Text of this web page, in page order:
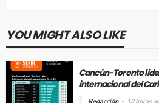
YOU MIGHT ALSO LIKE
Cancún-Toronto
internacional del
Redacción 12 horas